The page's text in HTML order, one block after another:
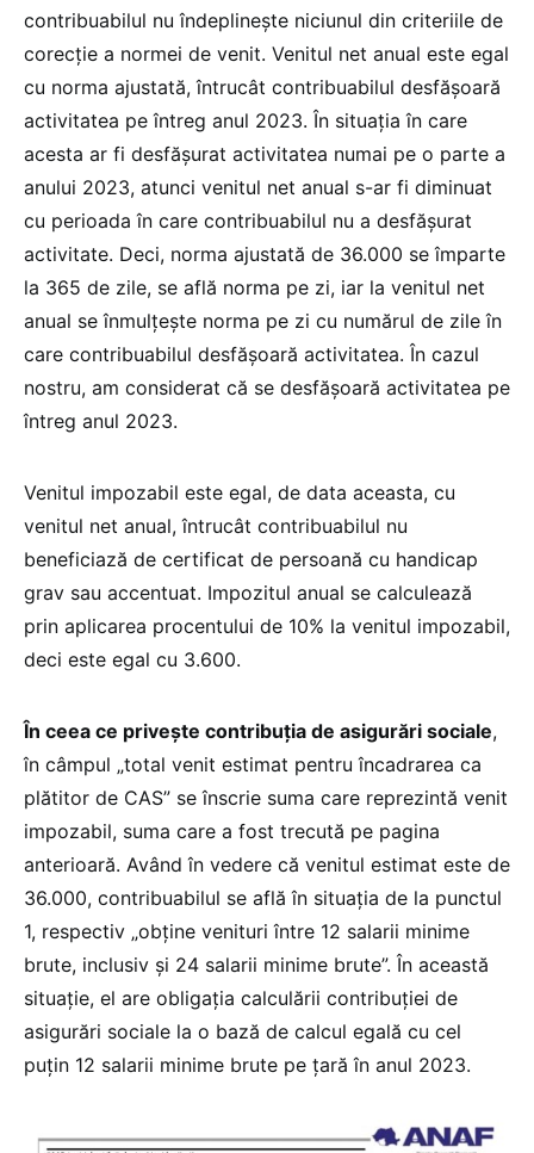
contribuabilul nu îndeplinește niciunul din criteriile de
corecție a normei de venit. Venitul net anual este egal
cu norma ajustată, întrucât contribuabilul desfășoară
activitatea pe întreg anul 2023. În situația în care
acesta ar fi desfășurat activitatea numai pe o parte a
anului 2023, atunci venitul net anual s-ar fi diminuat
cu perioada în care contribuabilul nu a desfășurat
activitate. Deci, norma ajustată de 36.000 se împarte
la 365 de zile, se află norma pe zi, iar la venitul net
anual se înmulțește norma pe zi cu numărul de zile în
care contribuabilul desfășoară activitatea. În cazul
nostru, am considerat că se desfășoară activitatea pe
întreg anul 2023.
Venitul impozabil este egal, de data aceasta, cu
venitul net anual, întrucât contribuabilul nu
beneficiază de certificat de persoană cu handicap
grav sau accentuat. Impozitul anual se calculează
prin aplicarea procentului de 10% la venitul impozabil,
deci este egal cu 3.600.
În ceea ce privește contribuția de asigurări sociale,
în câmpul „total venit estimat pentru încadrarea ca
plătitor de CAS” se înscrie suma care reprezintă venit
impozabil, suma care a fost trecută pe pagina
anterioară. Având în vedere că venitul estimat este de
36.000, contribuabilul se află în situația de la punctul
1, respectiv „obține venituri între 12 salarii minime
brute, inclusiv și 24 salarii minime brute”. În această
situație, el are obligația calculării contribuției de
asigurări sociale la o bază de calcul egală cu cel
puțin 12 salarii minime brute pe țară în anul 2023.